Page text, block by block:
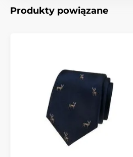
Produkty powiązane